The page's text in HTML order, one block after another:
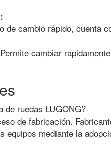
de cambio rápido, cuenta
cambiar
de ruedas LUGONG?
de fabricación.
equipos mediante la